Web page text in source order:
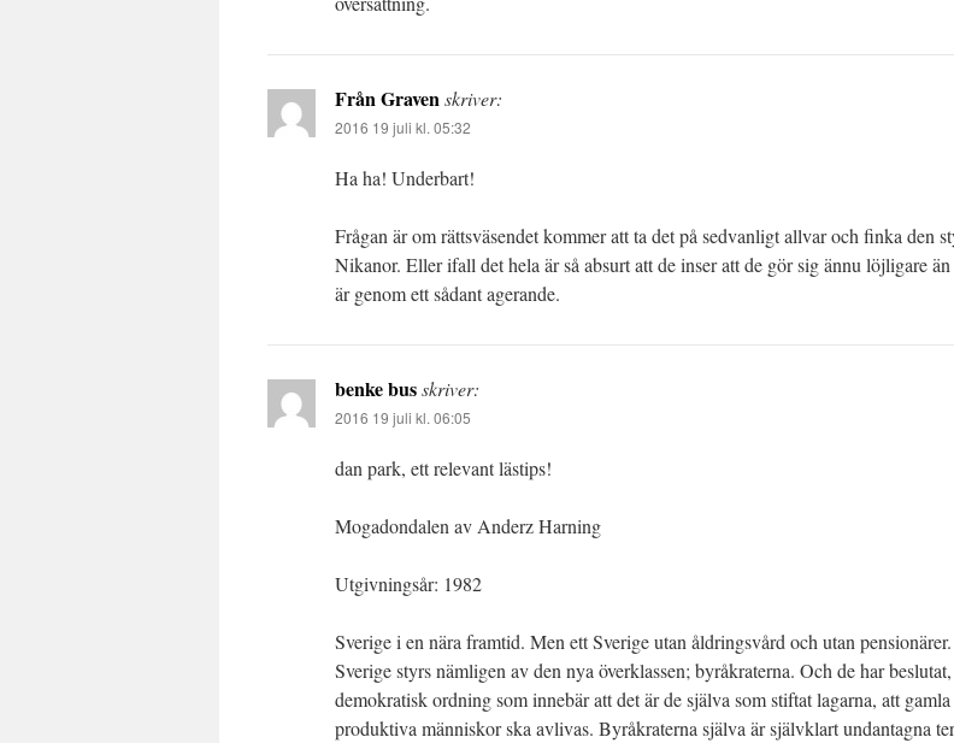
Från Gravenskriver:
2016 19 juli kl. 05:32
Ha ha! Underbart!
Frågan är om rättsväsendet kommer att ta det på sedvanligt allvar och finka den
Nikanor. Eller ifall det hela är så absurt att de inser att de gör sig ännu löjligare än
är genom ett sådant agerande.
benke busskriver:
2016 19 juli kl. 06:05
dan park, ett relevant lästips!
Mogadondalen av Anderz Harning
Utgivningsår: 1982
Sverige i en nära framtid. Men ett Sverige utan åldringsvård och utan
Sverige styrs nämligen av den nya överklassen; byråkraterna. Och de har
demokratisk ordning som innebär att det är de själva som stiftat lagarna, att
produktiva människor ska avlivas. Byråkraterna själva är självklart undantagna